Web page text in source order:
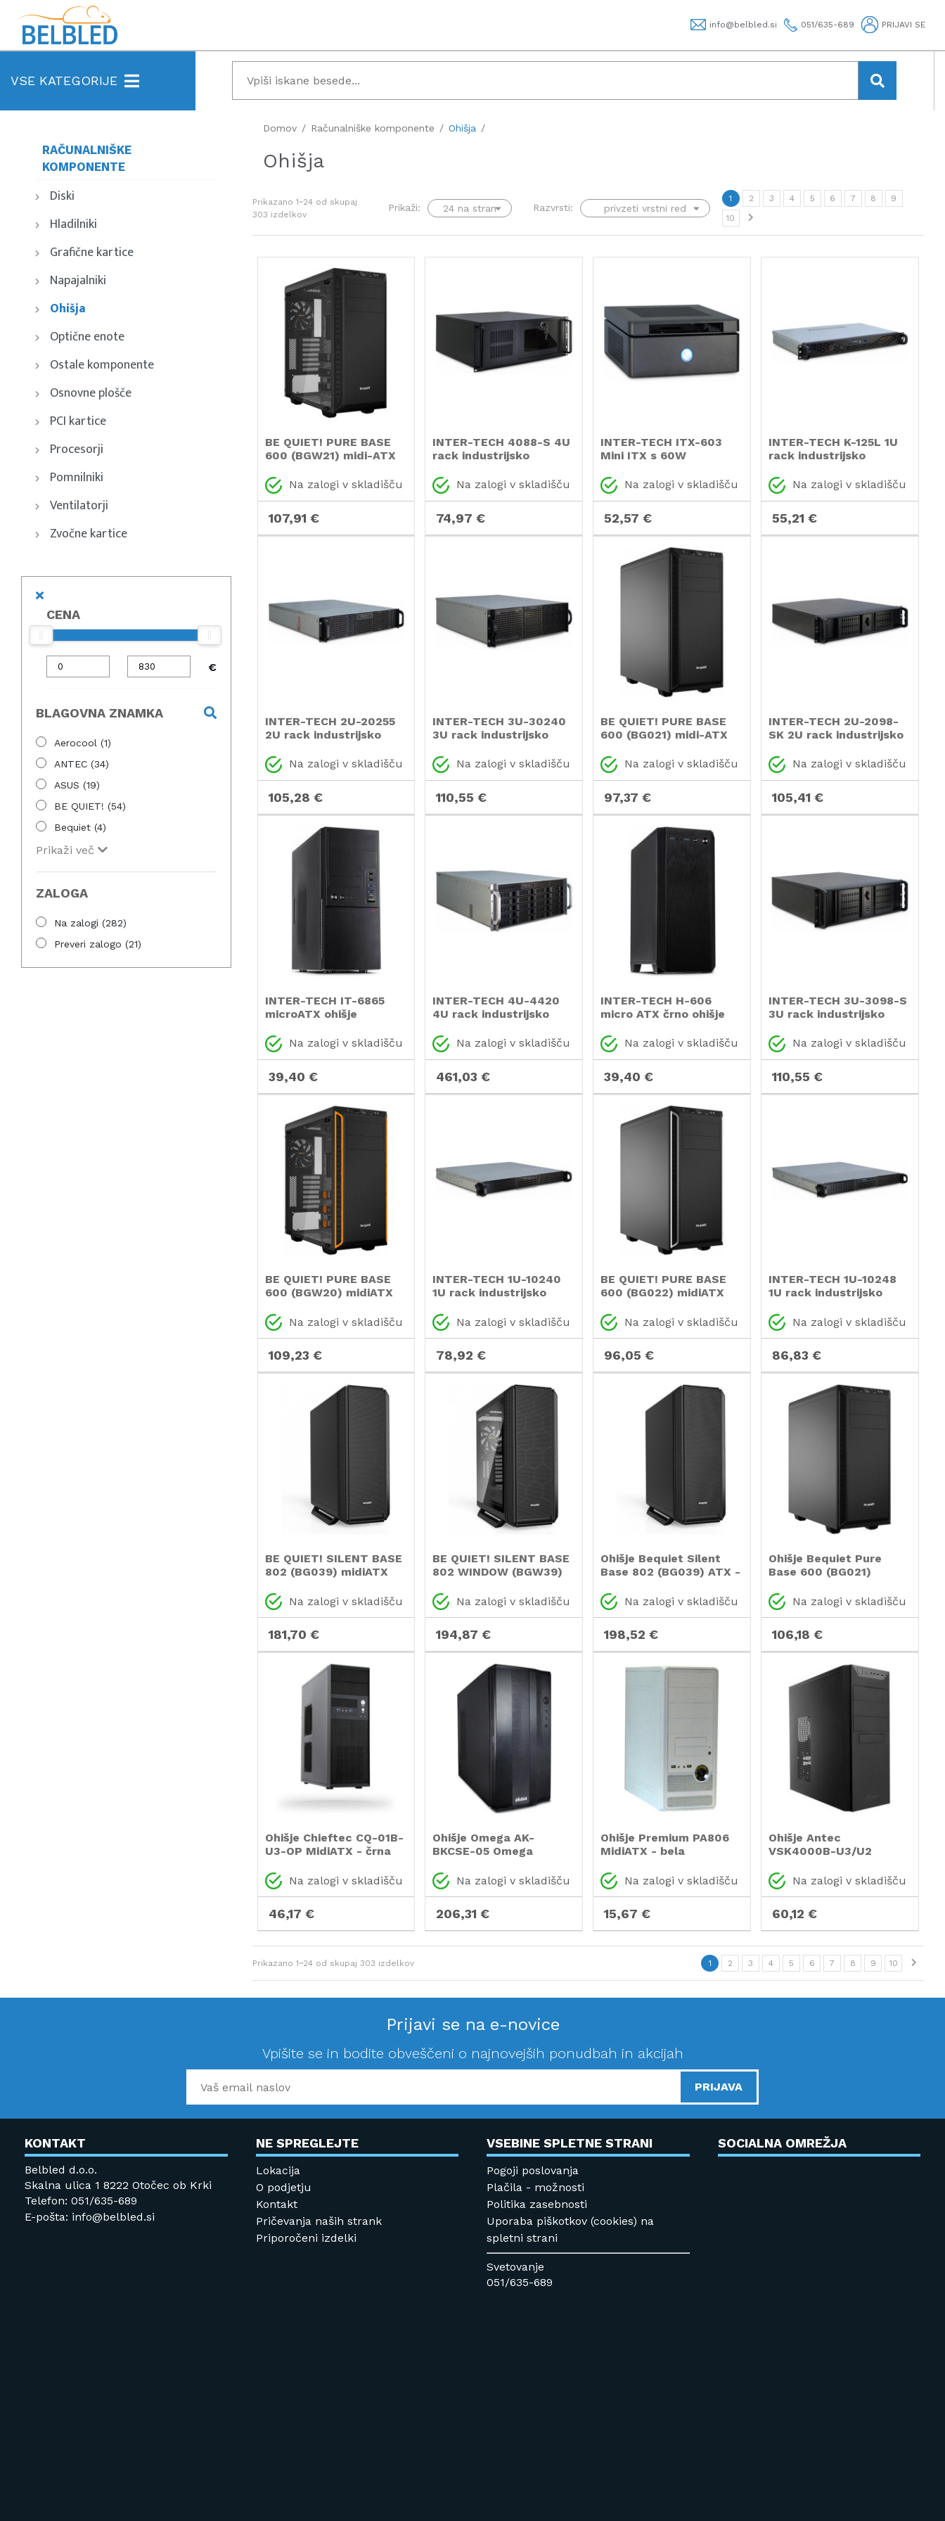
info@belbled.si 051/635-689 PRIJAVI SE
VSE KATEGORIJE
RAČUNALNIŠKE
KOMPONENTE
Diski
Hladilniki
Grafične kartice
Napajalniki
Ohišja
Optične enote
Ostale komponente
Osnovne plošče
PCI kartice
Procesorji
Pomnilniki
Ventilatorji
Zvočne kartice
CENA
€
BLAGOVNA ZNAMKA
Aerocool (1)
ANTEC (34)
ASUS (19)
BE QUIET! (54)
Bequiet (4)
CHIEFTEC(37)
CORSAIR(3)
Cougar
Prikaži več
ZALOGA
Na zalogi (282)
Preveri zalogo (21)
Domov Računalniške komponente Ohišja
Ohišja
Prikazano 1~24od skupaj
303 izdelkov
Prikaži: Razvrsti:
1 2 3 4 5 6 7 8
9
10
BE QUIET! PURE BASE
600 (BGW21) midi-ATX
Na zalogi v skladišču
107,91 €
INTER-TECH 4088-S 4U
rack industrijsko
Na zalogi v skladišču
74,97 €
INTER-TECH ITX-603
Mini ITX s 60W
Na zalogi v skladišču
52,57 €
INTER-TECH K-125L 1U
rack industrijsko
Na zalogi v skladišču
55,21 €
INTER-TECH 2U-20255
2U rack industrijsko
Na zalogi v skladišču
105,28 €
INTER-TECH 3U-30240
3U rack industrijsko
Na zalogi v skladišču
110,55 €
BE QUIET! PURE BASE
600 (BG021) midi-ATX
Na zalogi v skladišču
97,37 €
INTER-TECH 2U-2098-
SK 2U rack industrijsko
Na zalogi v skladišču
105,41 €
INTER-TECH IT-6865
microATX ohišje
Na zalogi v skladišču
39,40 €
INTER-TECH 4U-4420
4U rack industrijsko
Na zalogi v skladišču
461,03 €
INTER-TECH H-606
micro ATX črno ohišje
Na zalogi v skladišču
39,40 €
INTER-TECH 3U-3098-S
3U rack industrijsko
Na zalogi v skladišču
110,55 €
BE QUIET! PURE BASE
600 (BGW20) midiATX
ohišjeNa zalogi v skladišču
109,23 €
INTER-TECH 1U-10240
1U rack industrijsko
Na zalogi v skladišču
78,92 €
BE QUIET! PURE BASE
600 (BG022) midiATX
Na zalogi v skladišču
96,05 €
INTER-TECH 1U-10248
1U rack industrijsko
Na zalogi v skladišču
86,83 €
BE QUIET! SILENT BASE
802 (BG039) midiATX
Na zalogi v skladišču
181,70 €
BE QUIET! SILENT BASE
802 WINDOW (BGW39)
Na zalogi v skladišču
194,87 €
Ohišje Bequiet Silent
Base 802 (BG039) ATX -
Na zalogi v skladišču
198,52 €
Ohišje Bequiet Pure
Base 600 (BG021)
Na zalogi v skladišču
106,18 €
Ohišje Chieftec CQ-01B-
U3-OP MidiATX - črna
Na zalogi v skladišču
46,17 €
Ohišje Omega AK-
BKCSE-05 Omega
Na zalogi v skladišču
206,31 €
Ohišje Premium PA806
MidiATX - bela
Na zalogi v skladišču
15,67 €
Ohišje Antec
VSK4000B-U3/U2
Na zalogi v skladišču
60,12 €
Prikazano 1~24od skupaj 303 izdelkov 1 2 3 4 5 6 7 8 9 10
Prijavi se na e-novice
Vpišite se in bodite obveščeni o najnovejših ponudbah in akcijah
PRIJAVA
KONTAKT
Belbled d.o.o.
Skalna ulica 1 8222 Otočec ob Krki
Telefon: 051/635-689
E-pošta: info@belbled.si
NE SPREGLEJTE
Lokacija
O podjetju
Kontakt
Pričevanja naših strank
Priporočeni izdelki
VSEBINE SPLETNE STRANI
Pogoji poslovanja
Plačila - možnosti
Politika zasebnosti
Uporaba piškotkov (cookies) na
spletni strani
Svetovanje
051/635-689
SOCIALNA OMREŽJA